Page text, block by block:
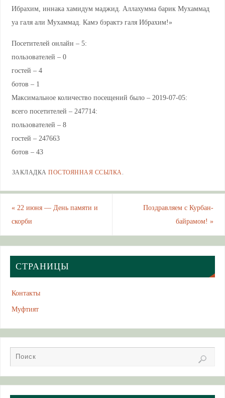
Ибрахим, иннака хамидум маджид. Аллахумма барик Мухаммад
уа галя али Мухаммад. Камэ бэрактэ галя Ибрахим!»
Посетителей онлайн – 5:
пользователей – 0
гостей – 4
ботов – 1
Максимальное количество посещений было – 2019-07-05:
всего посетителей – 247714:
пользователей – 8
гостей – 247663
ботов – 43
ЗАКЛАДКАПОСТОЯННАЯ ССЫЛКА.
«22 июня — День памяти и
скорби
Поздравляем с Курбан-
байрамом!»
СТРАНИЦЫ
Контакты
Муфтият